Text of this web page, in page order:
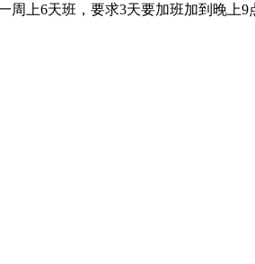
上6天班，要求3天要加班加到晚上